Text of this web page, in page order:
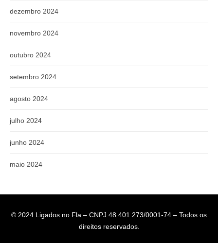
dezembro 2024
novembro 2024
outubro 2024
setembro 2024
agosto 2024
julho 2024
junho 2024
maio 2024
© 2024 Ligados no Fla – CNPJ 48.401.273/0001-74 – Todos os
direitos reservados.